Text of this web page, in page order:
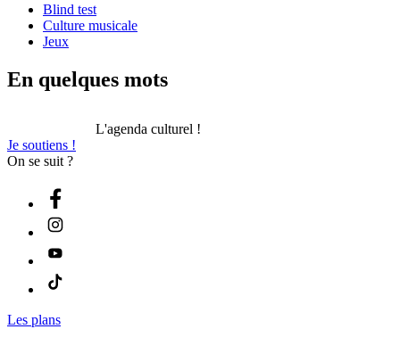
Blind test
Culture musicale
Jeux
En quelques mots
L'agenda culturel !
Je soutiens !
On se suit ?
Les plans